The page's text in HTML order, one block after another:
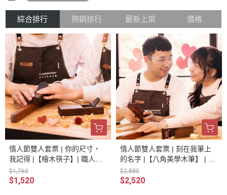
綜合排行 熱銷排行 最新上架 價格
情人節雙人套票 | 你的尺寸，
我記得 |【檜木筷子】| 職人手
作 | 60分鐘 鉋木聞香 | 鉋木 磨
砂 養護 | 手作體驗
$1,760
$1,520
情人節雙人套票 | 刻在我筆上
的名字 |【八角美學木筆】 | 職
人手作 | 60分鐘 靜心時光 | 鉋
木 磨砂 烙印 養護 | 手作體驗
$2,880
$2,520